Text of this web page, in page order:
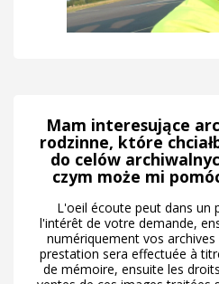
Mam interesujące
rodzinne, które
do celów
czym może mi
L'oeil écoute peut dans un
l'intérêt de votre demande,
numériquement vos
prestation sera effectuée à
de mémoire, ensuite les